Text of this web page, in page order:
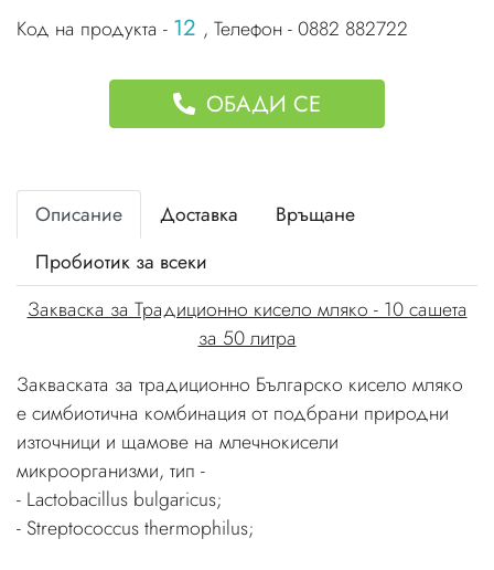
Код на продукта - 12 , Телефон - 0882 882722
ОБАДИ СЕ
Описание Доставка
Връщане
Пробиотик за всеки
Закваска за Традиционно кисело мляко - 10 сашета
за 50 литра
Закваската за традиционно Българско кисело мляко
е симбиотична комбинация от подбрани природни
източници и щамове на млечнокисели
микроорганизми, тип -
- Lactobacillus bulgaricus;
- Streptococcus thermophilus;